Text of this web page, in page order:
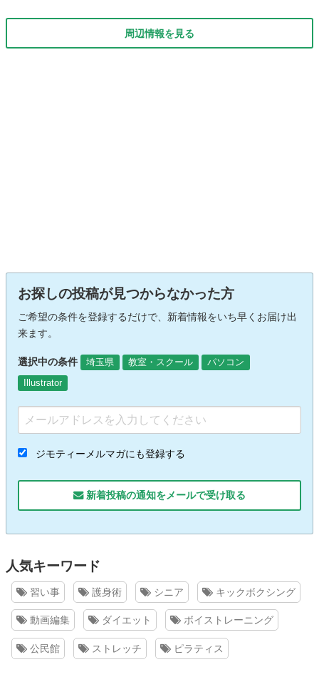
周辺情報を見る
お探しの投稿が見つからなかった方
ご希望の条件を登録するだけで、新着情報をいち早くお届け出
来ます。
選択中の条件 埼玉県 教室・スクール
パソコン
Illustrator
ジモティーメルマガにも登録する
新着投稿の通知をメールで受け取る
人気キーワード
習い事 護身術 シニア キックボクシング
動画編集 ダイエット ボイストレーニング
公民館 ストレッチ ピラティス